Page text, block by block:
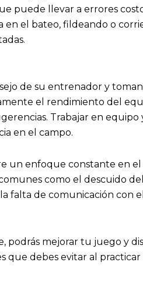
puede llevar a errores
en el bateo, fildeando o
de su entrenador y toman
el rendimiento del
Trabajar en equipo
en el campo.
un enfoque constante en
como el descuido
falta de comunicación con
podrás mejorar tu juego y
que debes evitar al